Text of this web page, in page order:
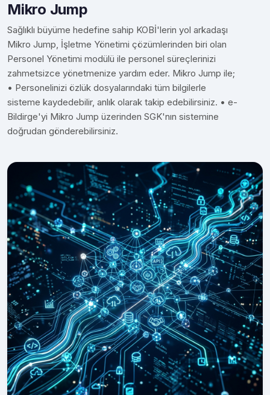
Mikro Jump
Sağlıklı büyüme hedefine sahip KOBİ'lerin yol arkadaşı
Mikro Jump, İşletme Yönetimi çözümlerinden biri olan
Personel Yönetimi modülü ile personel süreçlerinizi
zahmetsizce yönetmenize yardım eder. Mikro Jump ile;
• Personelinizi özlük dosyalarındaki tüm bilgilerle
sisteme kaydedebilir, anlık olarak takip edebilirsiniz. • e-
Bildirge'yi Mikro Jump üzerinden SGK'nın sistemine
doğrudan gönderebilirsiniz.